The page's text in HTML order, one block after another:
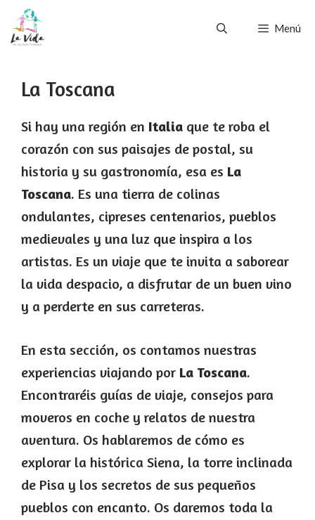
Saltar
Menú
La Toscana
Si hay una región en Italia que te roba el
corazón con sus paisajes de postal, su
historia y su gastronomía, esa es La
Toscana. Es una tierra de colinas
ondulantes, cipreses centenarios, pueblos
medievales y una luz que inspira a los
artistas. Es un viaje que te invita a saborear
la vida despacio, a disfrutar de un buen vino
y a perderte en sus carreteras.
En esta sección, os contamos nuestras
experiencias viajando por La Toscana.
Encontraréis guías de viaje, consejos para
moveros en coche y relatos de nuestra
aventura. Os hablaremos de cómo es
explorar la histórica Siena, la torre inclinada
de Pisa y los secretos de sus pequeños
pueblos con encanto. Os daremos toda la